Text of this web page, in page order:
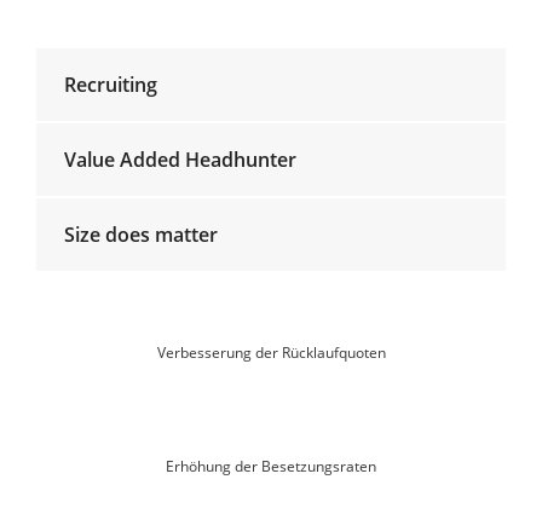
Recruiting
Value Added Headhunter
Size does matter
Verbesserung der Rücklaufquoten
Erhöhung der Besetzungsraten